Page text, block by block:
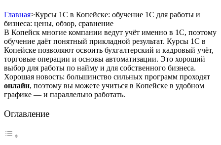
Главная>Курсы 1С в Копейске: обучение 1С для работы и
бизнеса: цены, обзор, сравнение
В Копейск многие компании ведут учёт именно в 1С, поэтому
обучение даёт понятный прикладной результат. Курсы 1С в
Копейске позволяют освоить бухгалтерский и кадровый учёт,
торговые операции и основы автоматизации. Это хороший
выбор для работы по найму и для собственного бизнеса.
Хорошая новость: большинство сильных программ проходят
онлайн, поэтому вы можете учиться в Копейске в удобном
графике — и параллельно работать.
Оглавление